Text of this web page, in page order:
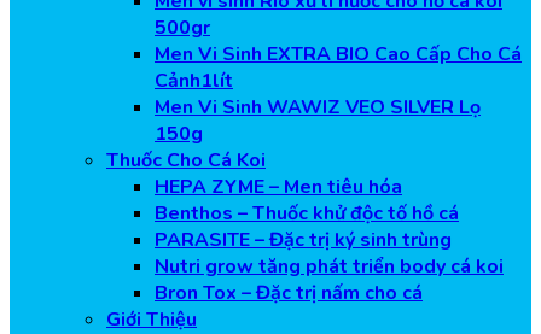
500gr
Men Vi Sinh EXTRA BIO Cao Cấp Cho Cá
Cảnh1lít
Men Vi Sinh WAWIZ VEO SILVER Lọ
150g
Thuốc Cho Cá Koi
HEPA ZYME – Men tiêu hóa
Benthos – Thuốc khử độc tố hồ cá
PARASITE – Đặc trị ký sinh trùng
Nutri grow tăng phát triển body cá koi
Bron Tox – Đặc trị nấm cho cá
Giới Thiệu